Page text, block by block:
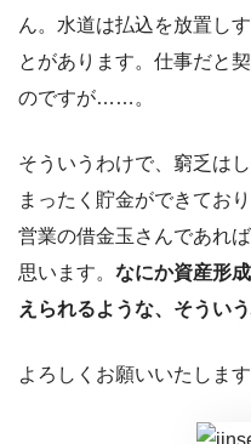
ん。水道は払込を放置し
とがあります。仕事だと
のですが……。
そういうわけで、窮乏は
まったく貯金ができてお
営業の借金玉さんであれ
思います。 なにか資産形
えられるような、そうい
よろしくお願いいたします